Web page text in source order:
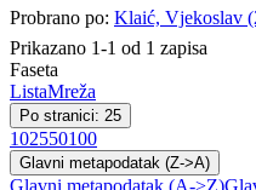
Probrano po: Klaić, Vjekoslav
Prikazano 1-1 od 1 zapisa
Faseta
ListaMreža
Po stranici: 25
102550100
Glavni metapodatak (Z->A)
Glavni metapodatak (A->Z)